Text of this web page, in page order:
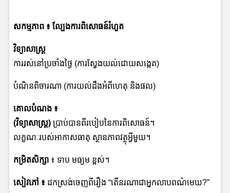
សកម្មភាព ៖ ល្បែងការពិសោធន៍រំហួត
វិទ្យាសាស្ត្រ
ការរស់នៅប្រចាំងថ្ងៃ (ការស្វែងយល់ដោយសង្កេត)
បំណិនពិចារណា (ការយល់ដឹងអំពីហេតុ និងផល)
គោលបំណង ៖
(វិទ្យាសាស្រ្ត) ប្រាប់បានពីរបៀបនៃការពិសោធន៍។
លក្ខណៈរបស់អាកាសធាតុ ស្ថានភាពវត្ថុអ្វីមួយ។
កម្រិតសិក្សា ៖ ទាប មធ្យម ខ្ពស់។
សៀវភៅ ៖ ដកស្រង់ចេញពីរឿង “តើនរណាជាអ្នកលាបពណ៌មេឃ?”